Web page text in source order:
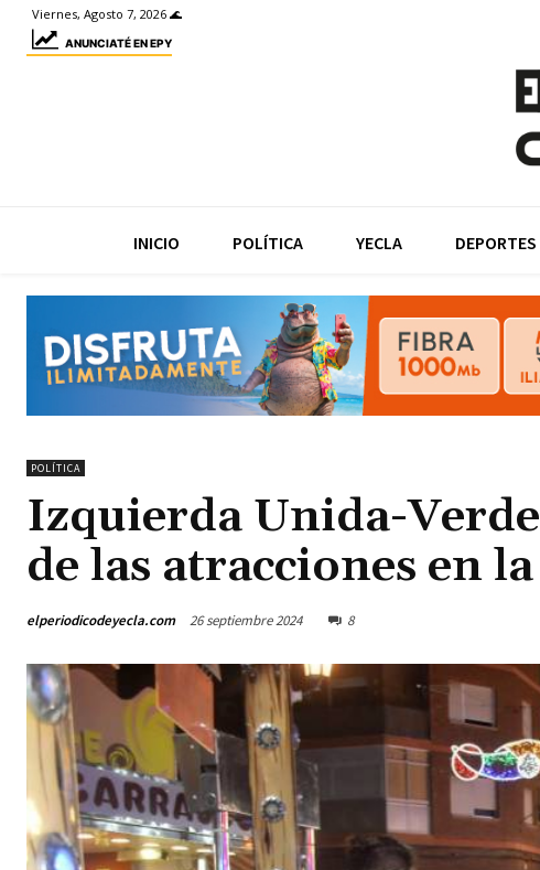
Viernes, Agosto 7, 2026 🌊
ANUNCIATÉ EN EPY
INICIO POLÍTICA YECLA DEPORTES
POLÍTICA
Izquierda Unida-
de las atracciones en
elperiodicodeyecla.com 26 septiembre 2024 8